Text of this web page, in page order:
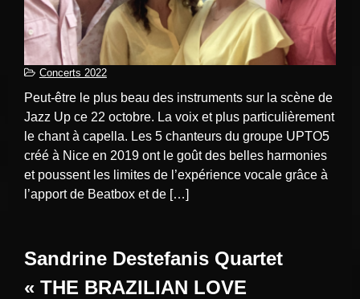
Concerts 2022
Peut-être le plus beau des instruments sur la scène de
Jazz Up ce 22 octobre. La voix et plus particulièrement
le chant à capella. Les 5 chanteurs du groupe UPTO5
créé à Nice en 2019 ont le goût des belles harmonies
et poussent les limites de l’expérience vocale grâce à
l’apport de Beatbox et de […]
Sandrine Destefanis Quartet
« THE BRAZILIAN LOVE